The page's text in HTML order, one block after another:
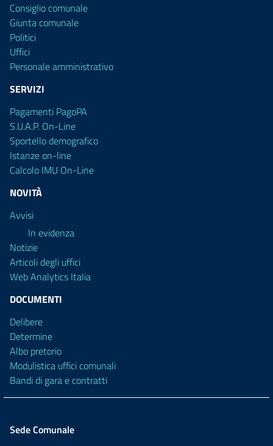
Consiglio comunale
Giunta comunale
Politici
Uffici
Personale amministrativo
SERVIZI
Pagamenti PagoPA
S.U.A.P. On-Line
Sportello demografico
Istanze on-line
Calcolo IMU On-Line
NOVITÀ
Avvisi
In evidenza
Notizie
Articoli degli uffici
Web Analytics Italia
DOCUMENTI
Delibere
Determine
Albo pretorio
Modulistica uffici comunali
Bandi di gara e contratti
Sede Comunale